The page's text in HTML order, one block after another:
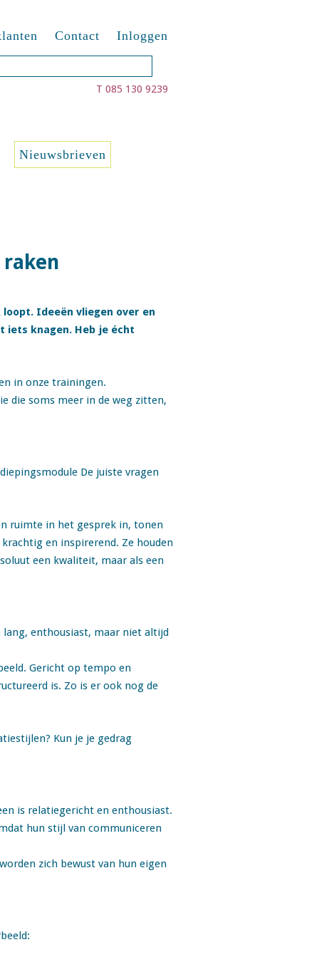
Contact Inloggen
T 085 130 9239
Nieuwsbrieven
raken
Ideeën vliegen over en
iets knagen. Heb je écht
in onze trainingen.
die soms meer in de weg zitten,
De juiste vragen
ruimte in het gesprek in, tonen
en inspirerend. Ze houden
een kwaliteit, maar als een
lang, enthousiast, maar niet altijd
Gericht op tempo en
is. Zo is er ook nog de
Kun je je gedrag
is relatiegericht en enthousiast.
hun stijl van communiceren
zich bewust van hun eigen